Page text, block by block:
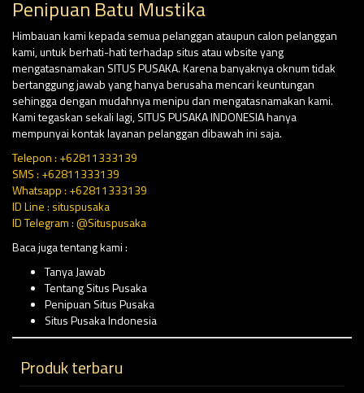
Penipuan Batu Mustika
Himbauan kami kepada semua pelanggan ataupun calon pelanggan
kami, untuk berhati-hati terhadap situs atau wbsite yang
mengatasnamakan SITUS PUSAKA. Karena banyaknya oknum tidak
bertanggung jawab yang hanya berusaha mencari keuntungan
sehingga dengan mudahnya menipu dan mengatasnamakan kami.
Kami tegaskan sekali lagi, SITUS PUSAKA INDONESIA hanya
mempunyai kontak layanan pelanggan dibawah ini saja.
Telepon : +62811333139
SMS : +62811333139
Whatsapp : +62811333139
ID Line : situspusaka
ID Telegram : @Situspusaka
Baca juga tentang kami :
Tanya Jawab
Tentang Situs Pusaka
Penipuan Situs Pusaka
Situs Pusaka Indonesia
Produk terbaru